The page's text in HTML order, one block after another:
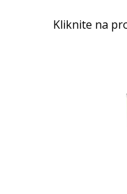
Kliknite na